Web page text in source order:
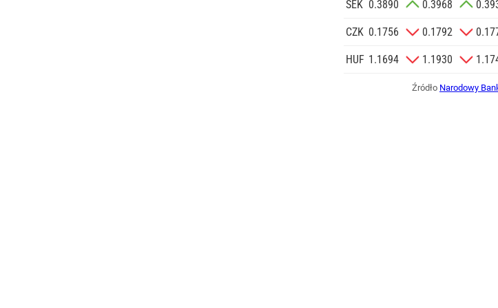
SEK 0.3890 0.3968
CZK 0.1756 0.1792
HUF 1.1694 1.1930
Źródło Narodowy